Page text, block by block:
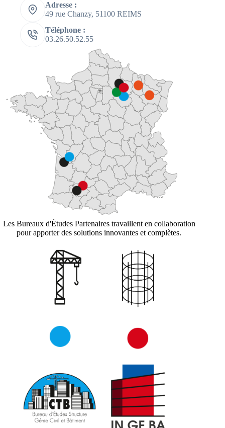
Adresse :
49 rue Chanzy, 51100 REIMS
Téléphone :
03.26.50.52.55
Les Bureaux d'Études Partenaires travaillent en collaboration
pour apporter des solutions innovantes et complètes.